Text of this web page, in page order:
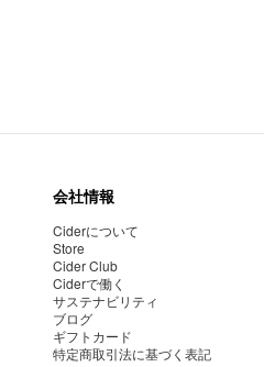
会社情報
Ciderについて
Store
Cider Club
Ciderで働く
サステナビリティ
ブログ
ギフトカード
特定商取引法に基づく表記